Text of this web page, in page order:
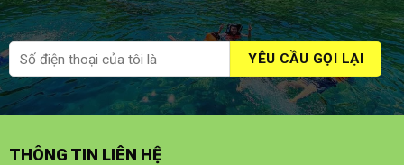
THÔNG TIN LIÊN HỆ